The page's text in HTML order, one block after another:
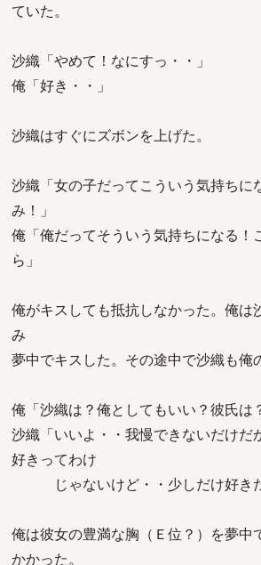
ていた。
沙織「やめて！なにすっ・・」
俺「好き・・」
沙織はすぐにズボンを上げた。
沙織「女の子だってこういう気持ちに
み！」
俺「俺だってそういう気持ちになる！
ら」
俺がキスしても抵抗しなかった。俺は
み
夢中でキスした。その途中で沙織も俺
俺「沙織は？俺としてもいい？彼氏は
沙織「いいよ・・我慢できないだけだ
好きってわけ
じゃないけど・・少しだけ好きだ
俺は彼女の豊満な胸（Ｅ位？）を夢中
かかった。